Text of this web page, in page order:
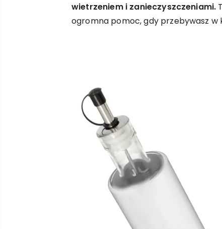
wietrzeniem i zanieczyszczeniami.
ogromna pomoc, gdy przebywasz w